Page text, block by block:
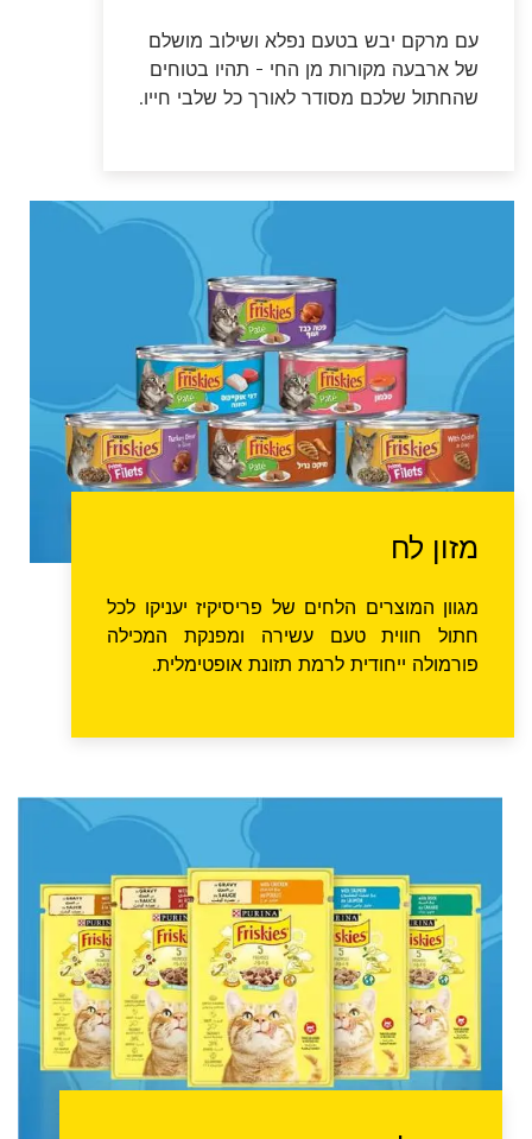
עם מרקם יבש בטעם נפלא ושילוב מושלם
של ארבעה מקורות מן החי - תהיו בטוחים
שהחתול שלכם מסודר לאורך כל שלבי חייו.
מזון לח
מגוון המוצרים הלחים של פריסיקיז יעניקו לכל
חתול חווית טעם עשירה ומפנקת המכילה
פורמולה ייחודית לרמת תזונת אופטימלית.